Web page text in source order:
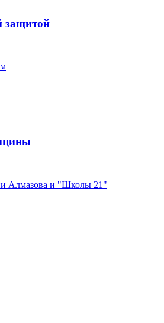
защитой
Алмазова и "Школы 21"